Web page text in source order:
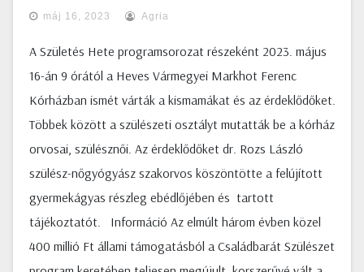
máj 16, 2023 Agria
A Születés Hete programsorozat részeként 2023. május
16-án 9 órától a Heves Vármegyei Markhot Ferenc
Kórházban ismét várták a kismamákat és az érdeklődőket.
Többek között a szülészeti osztályt mutatták be a kórház
orvosai, szülésznői. Az érdeklődőket dr. Rozs László
szülész-nőgyógyász szakorvos köszöntötte a felújított
gyermekágyas részleg ebédlőjében és tartott
tájékoztatót. Információ Az elmúlt három évben közel
400 millió Ft állami támogatásból a Családbarát Szülészet